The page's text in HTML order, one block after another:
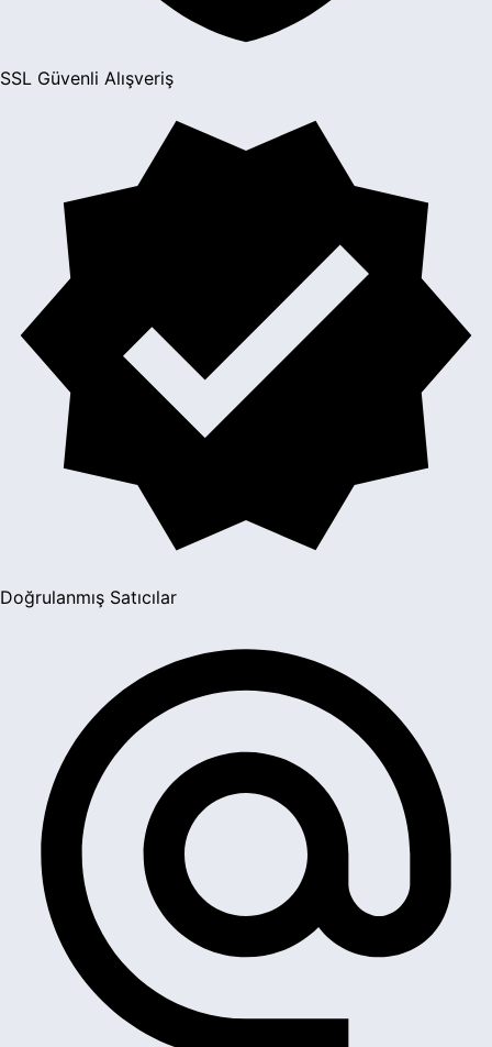
SSL Güvenli Alışveriş
Doğrulanmış Satıcılar